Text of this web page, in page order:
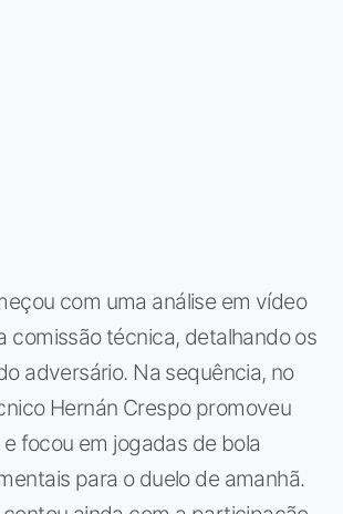
com uma análise em vídeo
comissão técnica, detalhando os
adversário. Na sequência, no
Hernán Crespo promoveu
focou em jogadas de bola
para o duelo de amanhã.